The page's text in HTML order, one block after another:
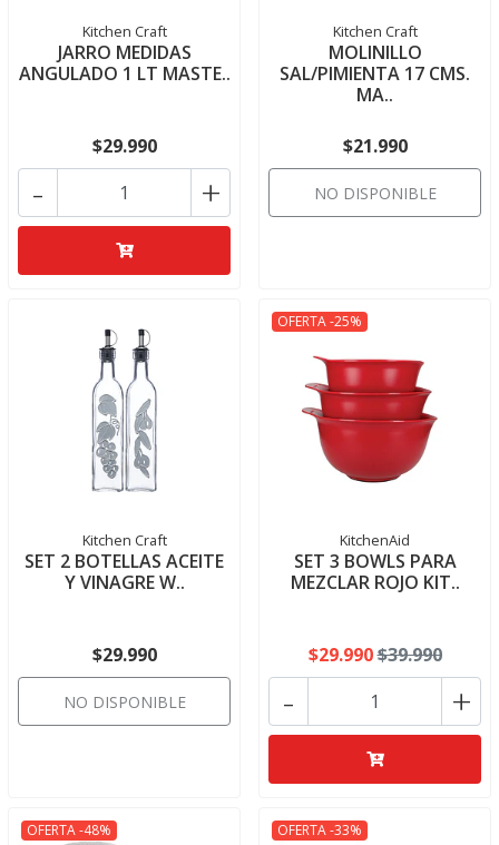
Kitchen Craft
JARRO MEDIDAS
ANGULADO 1 LT MASTE..
$29.990
+
-
Kitchen Craft
MOLINILLO
SAL/PIMIENTA 17 CMS.
MA..
$21.990
NO DISPONIBLE
Kitchen Craft
SET 2 BOTELLAS ACEITE
Y VINAGRE W..
$29.990
NO DISPONIBLE
OFERTA -25%
KitchenAid
SET 3 BOWLS PARA
MEZCLAR ROJO KIT..
$29.990$39.990
+
-
OFERTA -48% OFERTA -33%